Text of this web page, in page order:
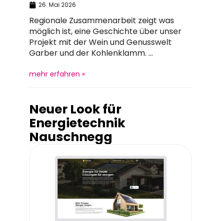
26. Mai 2026
Regionale Zusammenarbeit zeigt was
möglich ist, eine Geschichte über unser
Projekt mit der Wein und Genusswelt
Garber und der Kohlenklamm. ...
mehr erfahren »
Neuer Look für
Energietechnik
Nauschnegg